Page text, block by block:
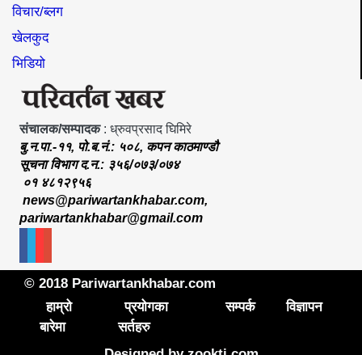
विचार/ब्लग
खेलकुद
भिडियो
संचालक/सम्पादक: ध्रुवप्रसाद घिमिरे
बु.न.पा.-११, पो.ब.नं.: ५०८, कपन काठमाण्डौ
सूचना विभाग द.न.: ३५६/०७३/०७४
०१ ४८१२९५६
news@pariwartankhabar.com,
pariwartankhabar@gmail.com
© 2018 Pariwartankhabar.com
हाम्रो
बारेमा
प्रयोगका
सर्तहरु
सम्पर्क विज्ञापन